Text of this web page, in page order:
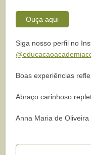
Ouça aqui
Siga nosso perfil no
Boas experiências
Abraço carinhoso
Anna Maria de Oliveira